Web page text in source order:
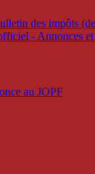
des impôts
- Annonces
au JOPF